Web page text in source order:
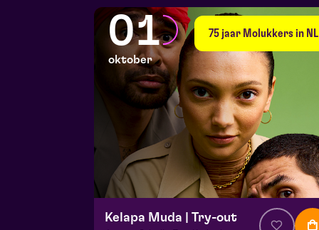
75 jaar Molukkers in NL
01
oktober
Kelapa Muda | Try-out